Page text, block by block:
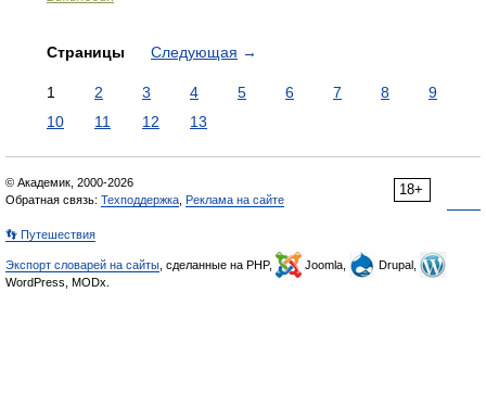
Страницы Следующая →
1 2 3 4 5 6 7 8
9
10
11 12 13
18+
© Академик, 2000-2026
Обратная связь: Техподдержка Реклама на сайте
👣 Путешествия
Экспорт словарей на сайты , сделанные на PHP, Joomla,
Drupal,
WordPress, MODx.